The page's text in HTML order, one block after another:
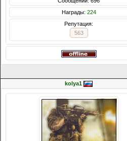
Награды: 224
Репутация:
563
kolya1